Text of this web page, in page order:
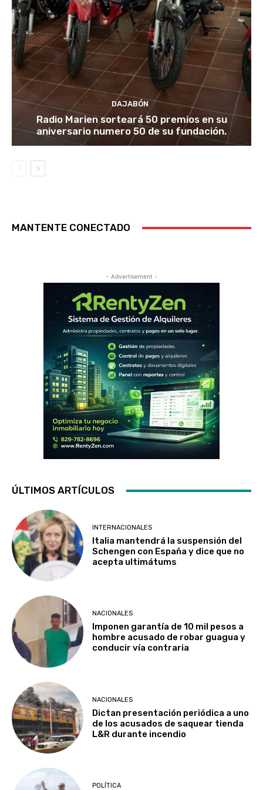
DAJABÓN
Radio Marien sorteará 50 premios en su
aniversario numero 50 de su fundación.
MANTENTE CONECTADO
- Advertisement -
ÚLTIMOS ARTÍCULOS
INTERNACIONALES
Italia mantendrá la suspensión del
Schengen con España y dice que no
acepta ultimátums
NACIONALES
Imponen garantía de 10 mil pesos a
hombre acusado de robar guagua y
conducir vía contraria
NACIONALES
Dictan presentación periódica a uno
de los acusados de saquear tienda
L&R durante incendio
POLÍTICA